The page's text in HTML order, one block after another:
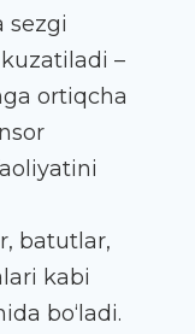
sezgi
–
ortiqcha
batutlar,
kabi
bo‘ladi.